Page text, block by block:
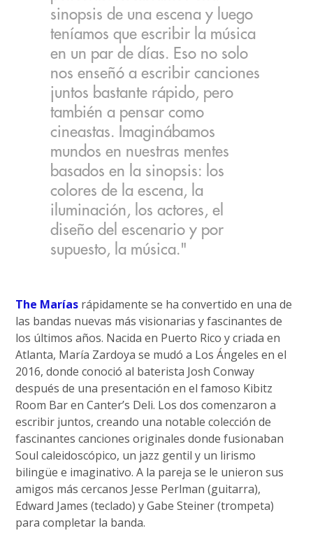
sinopsis de una escena y luego
teníamos que escribir la música
en un par de días. Eso no solo
nos enseñó a escribir canciones
juntos bastante rápido, pero
también a pensar como
cineastas. Imaginábamos
mundos en nuestras mentes
basados en la sinopsis: los
colores de la escena, la
iluminación, los actores, el
diseño del escenario y por
supuesto, la música."
The Marías rápidamente se ha convertido en una de
las bandas nuevas más visionarias y fascinantes de
los últimos años. Nacida en Puerto Rico y criada en
Atlanta, María Zardoya se mudó a Los Ángeles en el
2016, donde conoció al baterista Josh Conway
después de una presentación en el famoso Kibitz
Room Bar en Canter’s Deli. Los dos comenzaron a
escribir juntos, creando una notable colección de
fascinantes canciones originales donde fusionaban
Soul caleidoscópico, un jazz gentil y un lirismo
bilingüe e imaginativo. A la pareja se le unieron sus
amigos más cercanos Jesse Perlman (guitarra),
Edward James (teclado) y Gabe Steiner (trompeta)
para completar la banda.